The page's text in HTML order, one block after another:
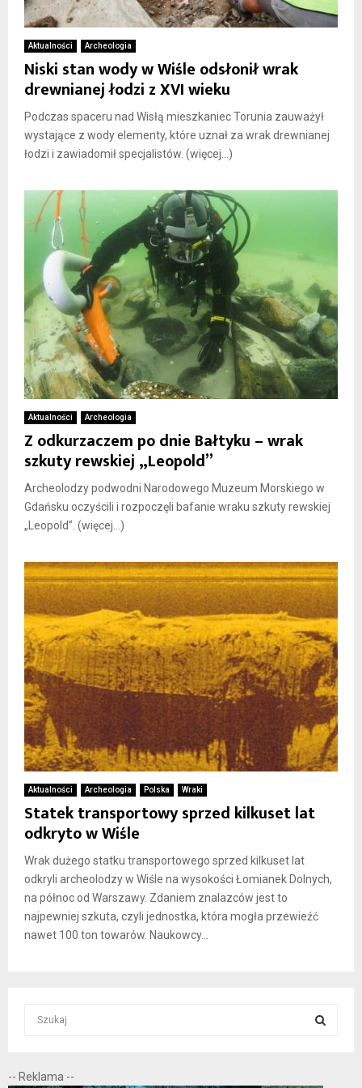
Aktualności Archeologia
Niski stan wody w Wiśle odsłonił wrak
drewnianej łodzi z XVI wieku
Podczas spaceru nad Wisłą mieszkaniec Torunia zauważył
wystające z wody elementy, które uznał za wrak drewnianej
łodzi i zawiadomił specjalistów. (więcej…)
Aktualności Archeologia
Z odkurzaczem po dnie Bałtyku – wrak
szkuty rewskiej „Leopold”
Archeolodzy podwodni Narodowego Muzeum Morskiego w
Gdańsku oczyścili i rozpoczęli bafanie wraku szkuty rewskiej
„Leopold”. (więcej…)
Aktualności Archeologia Polska Wraki
Statek transportowy sprzed kilkuset lat
odkryto w Wiśle
Wrak dużego statku transportowego sprzed kilkuset lat
odkryli archeolodzy w Wiśle na wysokości Łomianek Dolnych,
na północ od Warszawy. Zdaniem znalazców jest to
najpewniej szkuta, czyli jednostka, która mogła przewieźć
nawet 100 ton towarów. Naukowcy...
c
E
-- Reklama --